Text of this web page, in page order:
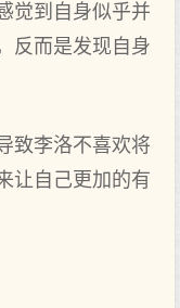
觉到自身似乎并
反而是发现自身
致李洛不喜欢将
让自己更加的有